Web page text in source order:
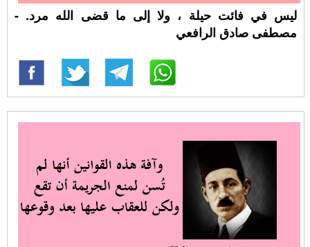
ليس في فائت حيلة ، ولا إلى ما قضى الله مرد. -
مصطفى صادق الرافعي